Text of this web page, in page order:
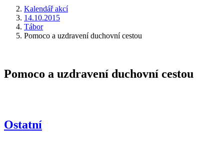
Kalendář akcí
14.10.2015
Tábor
Pomoco a uzdravení duchovní cestou
Pomoco a uzdravení duchovní cestou
Ostatní